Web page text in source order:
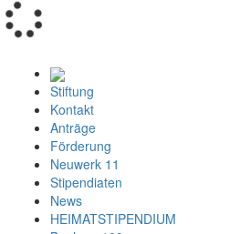
Stiftung
Kontakt
Anträge
Förderung
Neuwerk 11
Stipendiaten
News
HEIMATSTIPENDIUM